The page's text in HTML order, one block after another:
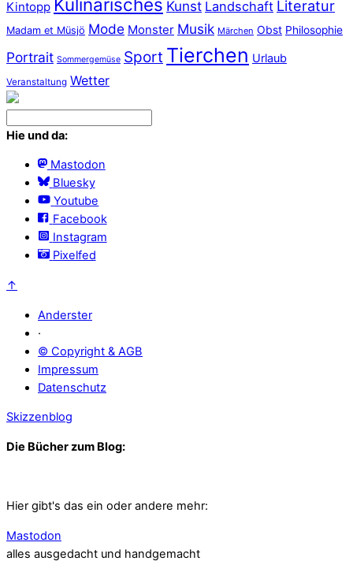
Kintopp Kunst Landschaft Literatur
Madam et Müsjö Mode Monster Musik Märchen Obst Philosophie
Portrait Sommergemüse Sport Tierchen Urlaub
Veranstaltung Wetter
Hie und da:
Mastodon
Bluesky
Youtube
Facebook
Instagram
Pixelfed
↑
Anderster
·
© Copyright & AGB
Impressum
Datenschutz
Skizzenblog
Die Bücher zum Blog:
Hier gibt's das ein oder andere mehr:
Mastodon
alles ausgedacht und handgemacht